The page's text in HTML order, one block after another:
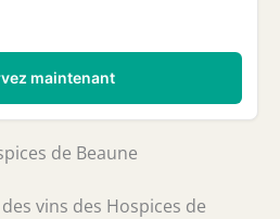
maintenant
de Beaune
vins des Hospices de